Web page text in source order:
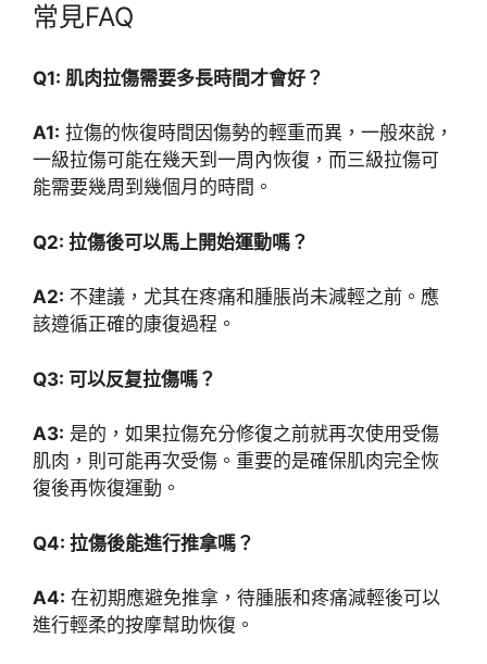
常見FAQ
Q1: 肌肉拉傷需要多長時間才會好？
A1: 拉傷的恢復時間因傷勢的輕重而異，一般來說，
一級拉傷可能在幾天到一周內恢復，而三級拉傷可
能需要幾周到幾個月的時間。
Q2: 拉傷後可以馬上開始運動嗎？
A2: 不建議，尤其在疼痛和腫脹尚未減輕之前。應
該遵循正確的康復過程。
Q3: 可以反复拉傷嗎？
A3: 是的，如果拉傷充分修復之前就再次使用受傷
肌肉，則可能再次受傷。重要的是確保肌肉完全恢
復後再恢復運動。
Q4: 拉傷後能進行推拿嗎？
A4: 在初期應避免推拿，待腫脹和疼痛減輕後可以
進行輕柔的按摩幫助恢復。